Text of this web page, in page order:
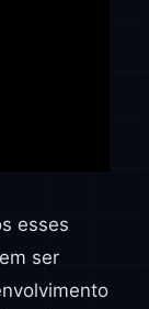
esses
ser